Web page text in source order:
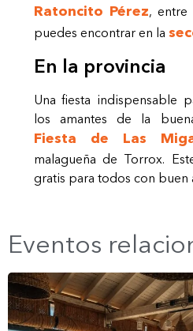
Ratoncito Pérez, entre
puedes encontrar en la
En la provincia
Una fiesta indispensable
los amantes de la
Fiesta de Las
malagueña de Torrox.
gratis para todos con buen
Eventos